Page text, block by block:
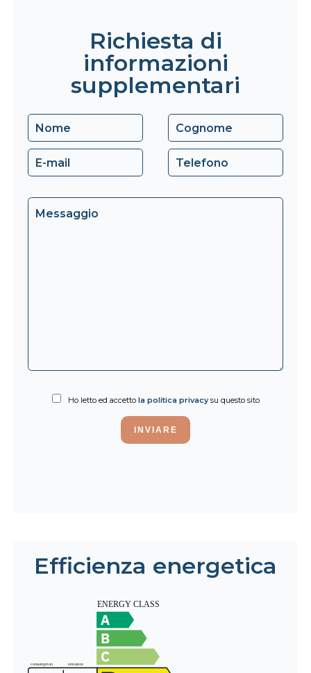
Richiesta di
informazioni
supplementari
Ho letto ed accetto la politica privacysu questo sito
INVIARE
Efficienza energetica